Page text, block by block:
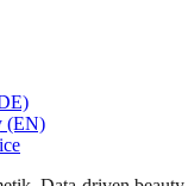
(EN)